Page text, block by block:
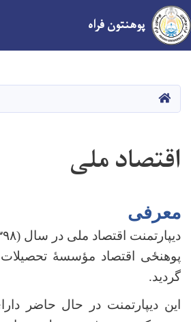
اصلی
پوهنتون فراه
صفحه اصلی
اقتصاد ملی
معرفی
پوهنځی اقتصاد مؤسسۀ
گردید.